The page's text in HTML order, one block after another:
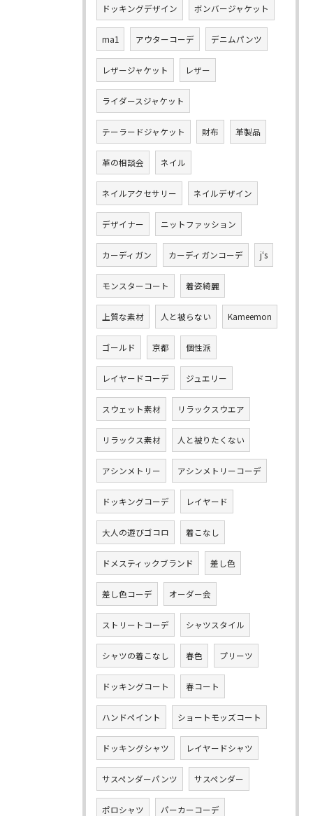
ドッキングデザイン ボンバージャケット
ma1 アウターコーデ デニムパンツ
レザージャケット レザー
ライダースジャケット
テーラードジャケット 財布 革製品
革の相談会 ネイル
ネイルアクセサリー ネイルデザイン
デザイナー ニットファッション
カーディガン カーディガンコーデ j‘s
モンスターコート 着姿綺麗
上質な素材 人と被らない Kameemon
ゴールド 京都 個性派
レイヤードコーデ ジュエリー
スウェット素材 リラックスウエア
リラックス素材 人と被りたくない
アシンメトリー アシンメトリーコーデ
ドッキングコーデ レイヤード
大人の遊びゴコロ 着こなし
ドメスティックブランド 差し色
差し色コーデ オーダー会
ストリートコーデ シャツスタイル
シャツの着こなし 春色 プリーツ
ドッキングコート 春コート
ハンドペイント ショートモッズコート
ドッキングシャツ レイヤードシャツ
サスペンダーパンツ サスペンダー
ポロシャツ パーカーコーデ